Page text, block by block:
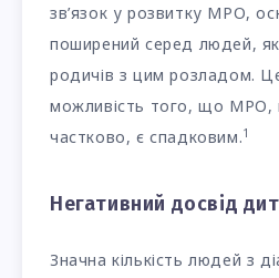
зв’язок у розвитку МРО,
поширений серед людей,
родичів з цим розладом.
можливість того, що МРО,
частково, є спадковим.1
Негативний досвід
Значна кількість людей з